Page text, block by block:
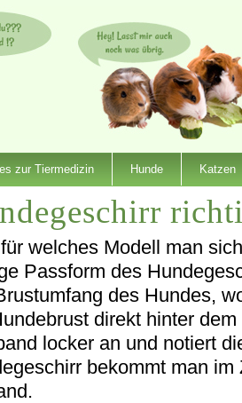
zur Tiermedizin Hunde Katzen
welches Modell man
Passform des
des Hundes,
direkt hinter
locker an und notiert
bekommt man